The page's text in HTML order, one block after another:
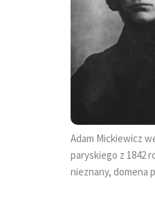
Adam Mickiewicz
paryskiego z 1842
nieznany, domena